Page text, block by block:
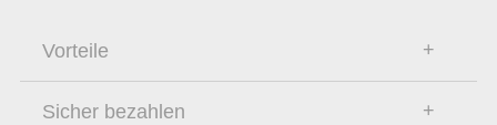
Vorteile
Sicher bezahlen